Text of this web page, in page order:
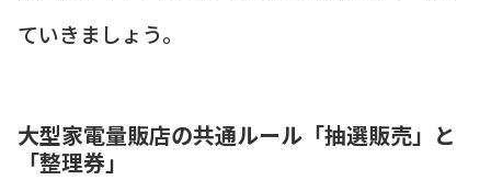
ていきましょう。
大型家電量販店の共通ルール「抽選販売」と
「整理券」